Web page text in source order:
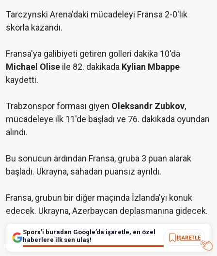
Tarczynski Arena'daki mücadeleyi Fransa 2-0'lık
skorla kazandı.
Fransa'ya galibiyeti getiren golleri dakika 10'da
Michael Olise ile 82. dakikada Kylian Mbappe
kaydetti.
Trabzonspor forması giyen Oleksandr Zubkov,
mücadeleye ilk 11'de başladı ve 76. dakikada oyundan
alındı.
Bu sonucun ardından Fransa, gruba 3 puan alarak
başladı. Ukrayna, sahadan puansız ayrıldı.
Fransa, grubun bir diğer maçında İzlanda'yı konuk
edecek. Ukrayna, Azerbaycan deplasmanına gidecek.
Sporx’i buradan Google’da işaretle, en özel
haberlere ilk sen ulaş!
İŞARETLE